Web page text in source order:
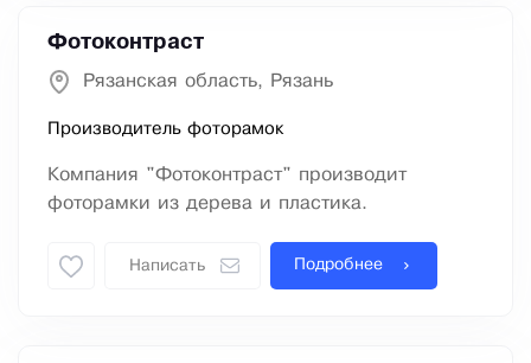
Фотоконтраст
Рязанская область, Рязань
Производитель фоторамок
Компания "Фотоконтраст" производит
фоторамки из дерева и пластика.
Написать Подробнее